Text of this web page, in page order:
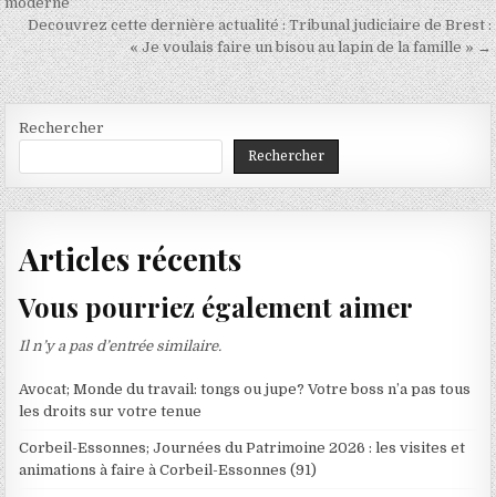
de
l’article
Decouvrez cette dernière actualité : Tribunal judiciaire de Brest :
« Je voulais faire un bisou au lapin de la famille » →
Rechercher
Rechercher
Articles récents
Vous pourriez également aimer
Il n’y a pas d’entrée similaire.
Avocat; Monde du travail: tongs ou jupe? Votre boss n’a pas tous
les droits sur votre tenue
Corbeil-Essonnes; Journées du Patrimoine 2026 : les visites et
animations à faire à Corbeil-Essonnes (91)